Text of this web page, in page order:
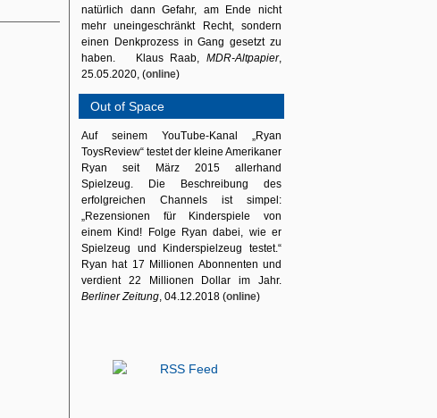
natürlich dann Gefahr, am Ende nicht
mehr uneingeschränkt Recht, sondern
einen Denkprozess in Gang gesetzt zu
haben. Klaus Raab, MDR-Altpapier,
25.05.2020, (online)
Out of Space
Auf seinem YouTube-Kanal „Ryan
ToysReview“ testet der kleine Amerikaner
Ryan seit März 2015 allerhand
Spielzeug. Die Beschreibung des
erfolgreichen Channels ist simpel:
„Rezensionen für Kinderspiele von
einem Kind! Folge Ryan dabei, wie er
Spielzeug und Kinderspielzeug testet.“
Ryan hat 17 Millionen Abonnenten und
verdient 22 Millionen Dollar im Jahr.
Berliner Zeitung, 04.12.2018 (online)